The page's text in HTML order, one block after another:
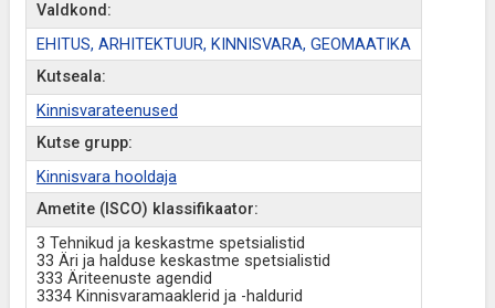
Valdkond:
EHITUS, ARHITEKTUUR, KINNISVARA, GEOMAATIKA
Kutseala:
Kinnisvarateenused
Kutse grupp:
Kinnisvara hooldaja
Ametite (ISCO) klassifikaator:
3 Tehnikud ja keskastme spetsialistid
33 Äri ja halduse keskastme spetsialistid
333 Äriteenuste agendid
3334 Kinnisvaramaaklerid ja -haldurid